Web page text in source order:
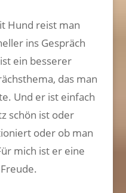
Hund reist man
ins Gespräch
ein besserer
das man
Und er ist einfach
schön ist oder
oder ob man
mich ist er eine